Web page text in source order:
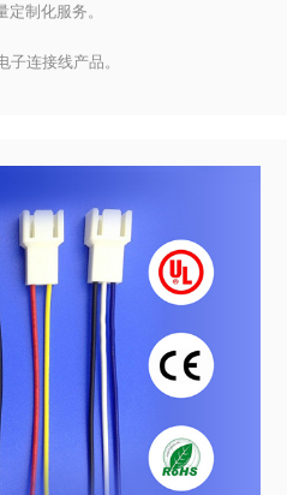
制化服务。
子连接线产品。